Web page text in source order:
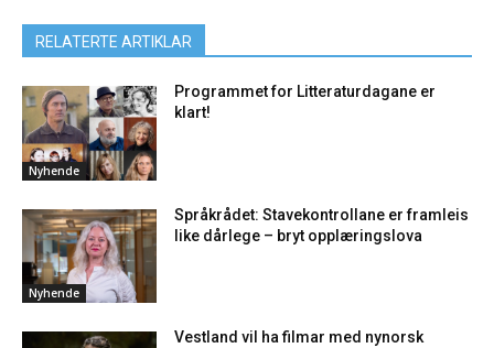
RELATERTE ARTIKLAR
Nyhende
Programmet for Litteraturdagane er
klart!
Nyhende
Språkrådet: Stavekontrollane er framleis
like dårlege – bryt opplæringslova
Vestland vil ha filmar med nynorsk